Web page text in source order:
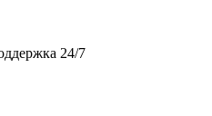
24/7